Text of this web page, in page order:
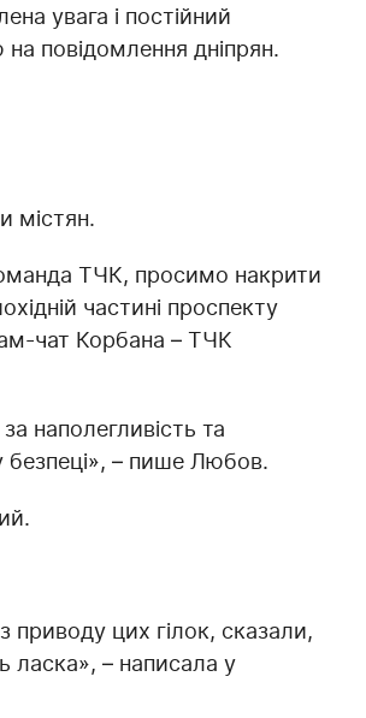
увага і постійний
повідомлення дніпрян.
містян.
ТЧК, просимо накрити
частині проспекту
чат Корбана – ТЧК
наполегливість та
безпеці», – пише Любов.
цих гілок, сказали,
– написала у